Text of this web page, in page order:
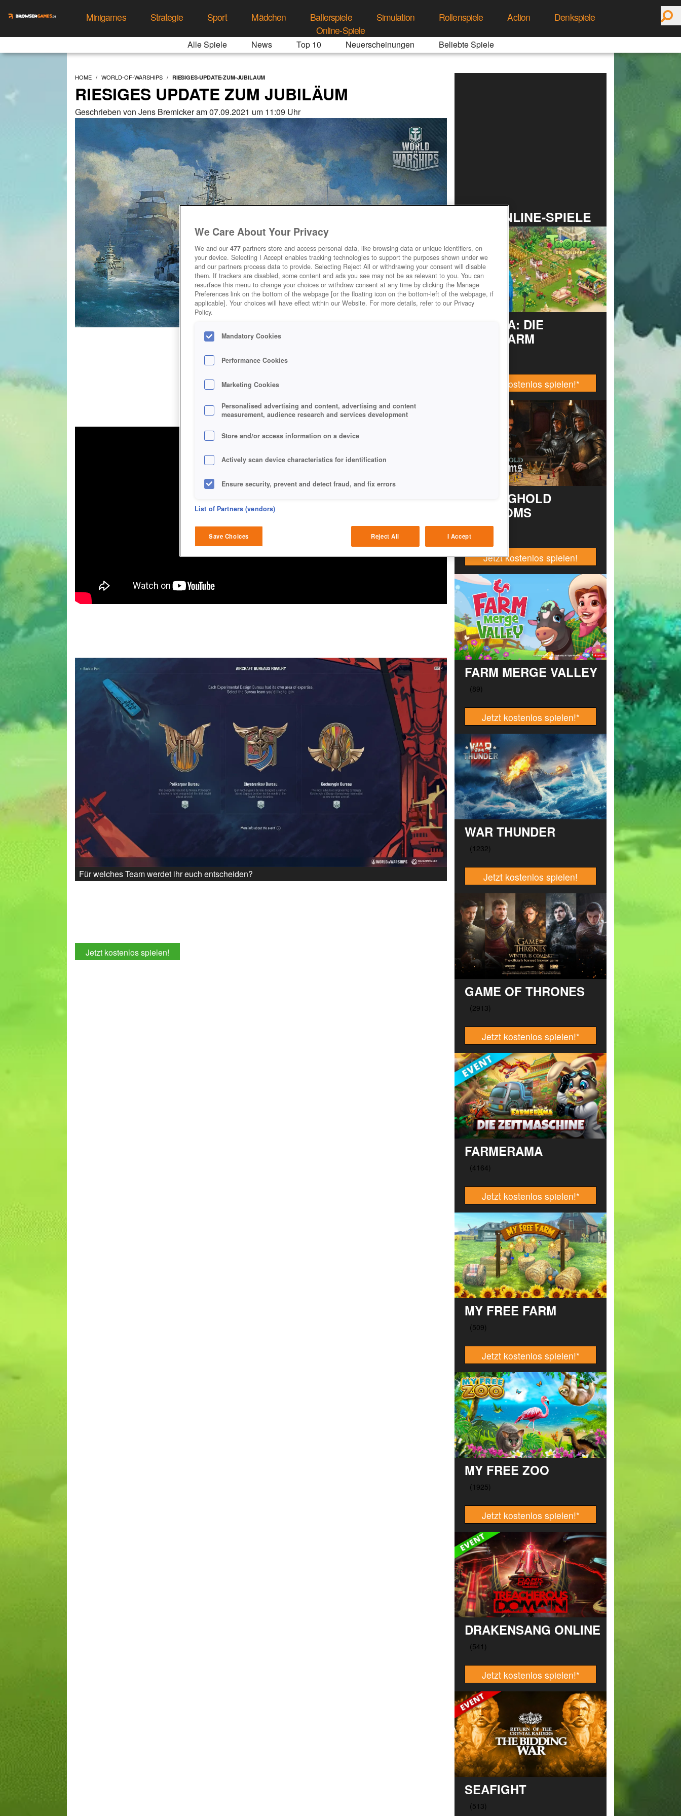
Minigames Strategie Sport Mädchen Ballerspiele Simulation Rollenspiele Action
Denkspiele
Online-Spiele
Alle Spiele News Top 10 Neuerscheinungen Beliebte Spiele
HOME WORLD-OF-WARSHIPS RIESIGES-UPDATE-ZUM-JUBILAUM
RIESIGES UPDATE ZUM JUBILÄUM
Geschrieben von Jens Bremicker am 07.09.2021 um 11:09 Uhr
Für welches Team werdet ihr euch entscheiden?
Jetzt kostenlos spielen!
TOP ONLINE-SPIELE
TAONGA: DIE
INSELFARM
Jetzt kostenlos spielen!*
STRONGHOLD
KINGDOMS
Jetzt kostenlos spielen!
FARM MERGE VALLEY
Jetzt kostenlos spielen!*
WAR THUNDER
Jetzt kostenlos spielen!
GAME OF THRONES
Jetzt kostenlos spielen!*
FARMERAMA
Jetzt kostenlos spielen!*
MY FREE FARM
Jetzt kostenlos spielen!*
MY FREE ZOO
Jetzt kostenlos spielen!*
DRAKENSANG ONLINE
Jetzt kostenlos spielen!*
SEAFIGHT
We Care About Your Privacy
We and our 477 partners store and access personal data, like browsing data or unique identifiers, on
your device. Selecting I Accept enables tracking technologies to support the purposes shown under we
and our partners process data to provide. Selecting Reject All or withdrawing your consent will disable
them. If trackers are disabled, some content and ads you see may not be as relevant to you. You can
resurface this menu to change your choices or withdraw consent at any time by clicking the Manage
Preferences link on the bottom of the webpage [or the floating icon on the bottom-left of the webpage, if
applicable]. Your choices will have effect within our Website. For more details, refer to our Privacy
Policy.
Mandatory Cookies
Performance Cookies
Marketing Cookies
Personalised advertising and content, advertising and content
measurement, audience research and services development
Store and/or access information on a device
Actively scan device characteristics for identification
Ensure security, prevent and detect fraud, and fix errors
Deliver and present advertising and content
Match and combine data from other data sources
Link different devices
Save and communicate privacy choices
List of Partners (vendors)
Save Choices Reject All I Accept